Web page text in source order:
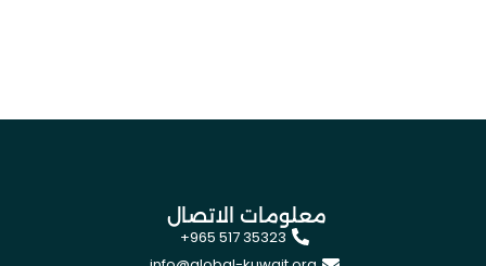
معلومات الاتصال
+965 517 35323